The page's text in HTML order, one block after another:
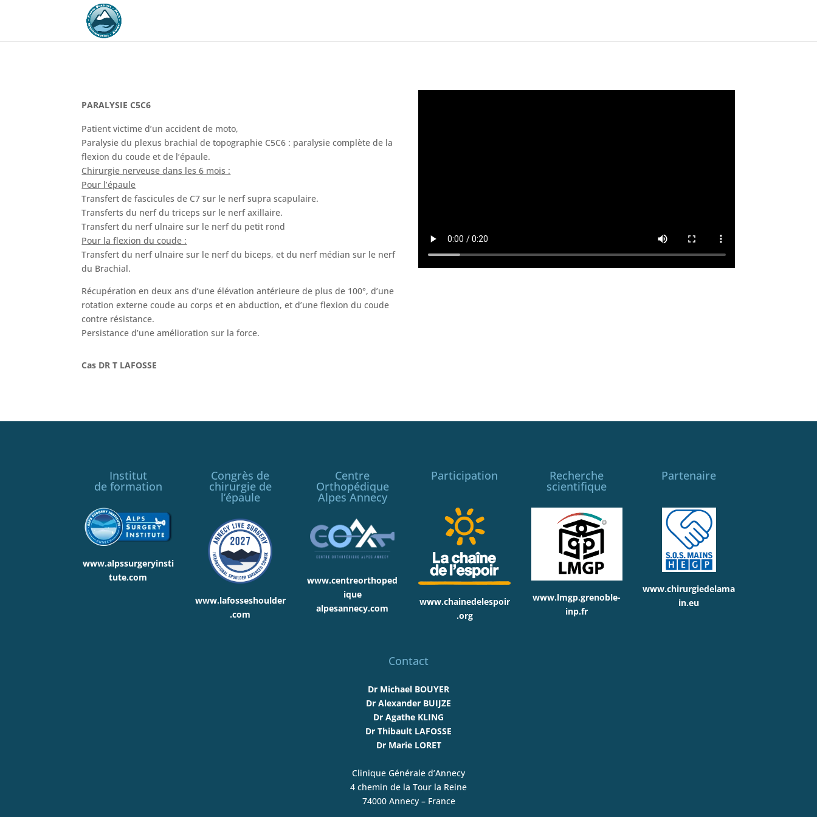
PARALYSIE C5C6
Patient victime d’un accident de moto,
Paralysie du plexus brachial de topographie C5C6 : paralysie complète de la
flexion du coude et de l’épaule.
Chirurgie nerveuse dans les 6 mois :
Pour l’épaule
Transfert de fascicules de C7 sur le nerf supra scapulaire.
Transferts du nerf du triceps sur le nerf axillaire.
Transfert du nerf ulnaire sur le nerf du petit rond
Pour la flexion du coude :
Transfert du nerf ulnaire sur le nerf du biceps, et du nerf médian sur le nerf
du Brachial.
Récupération en deux ans d’une élévation antérieure de plus de 100°, d’une
rotation externe coude au corps et en abduction, et d’une flexion du coude
contre résistance.
Persistance d’une amélioration sur la force.
Cas DR T LAFOSSE
Institut
de formation
www.alpssurgeryinsti
tute.com
Congrès de
chirurgie de
l’épaule
www.lafosseshoulder
.com
Centre
Orthopédique
Alpes Annecy
www.centreorthoped
ique
alpesannecy.com
Participation
www.chainedelespoir
.org
Recherche
scientifique
www.lmgp.grenoble-
inp.fr
Partenaire
www.chirurgiedelama
in.eu
Contact
Dr Michael BOUYER
Dr Alexander BUIJZE
Dr Agathe KLING
Dr Thibault LAFOSSE
Dr Marie LORET
Clinique Générale d’Annecy
4 chemin de la Tour la Reine
74000 Annecy – France